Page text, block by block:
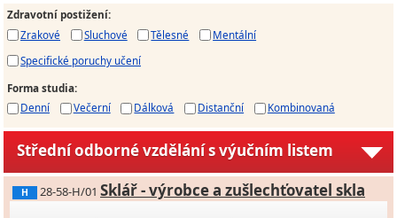
Zdravotní postižení:
Zrakové
Sluchové Tělesné
Mentální
Specifické poruchy učení
Forma studia:
Denní
Večerní Dálková Distanční Kombinovaná
Střední odborné vzdělání s výučním listem
H 28-58-H/01 Sklář - výrobce a zušlechťovatel skla